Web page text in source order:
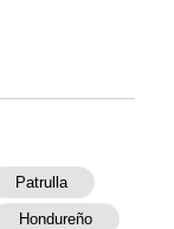
Patrulla
Hondureño